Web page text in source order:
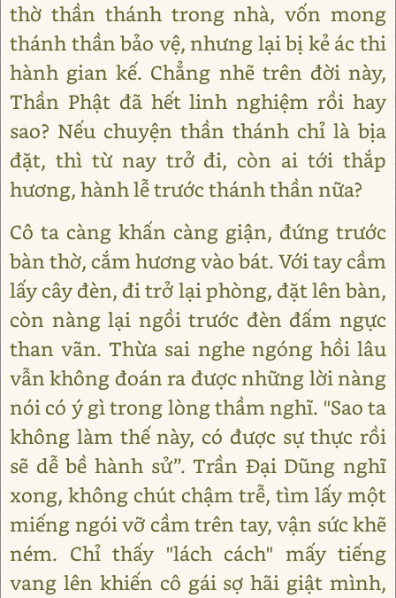
thờ thần thánh trong nhà, vốn mong
thánh thần bảo vệ, nhưng lại bị kẻ ác thi
hành gian kế. Chẳng nhẽ trên đời này,
Thần Phật đã hết linh nghiệm rồi hay
sao? Nếu chuyện thần thánh chỉ là bịa
đặt, thì từ nay trở đi, còn ai tới thắp
hương, hành lễ trước thánh thần nữa?
Cô ta càng khấn càng giận, đứng trước
bàn thờ, cắm hương vào bát. Với tay cầm
lấy cây đèn, đi trở lại phòng, đặt lên bàn,
còn nàng lại ngồi trước đèn đấm ngực
than vãn. Thừa sai nghe ngóng hồi lâu
vẫn không đoán ra được những lời nàng
nói có ý gì trong lòng thầm nghĩ. "Sao ta
không làm thế này, có được sự thực rồi
sẽ dễ bề hành sử”. Trần Đại Dũng nghĩ
xong, không chút chậm trễ, tìm lấy một
miếng ngói vỡ cầm trên tay, vận sức khẽ
ném. Chỉ thấy "lách cách" mấy tiếng
vang lên khiến cô gái sợ hãi giật mình,